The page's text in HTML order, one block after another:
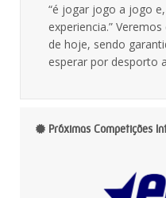
“é jogar jogo a jogo
experiencia.”
de hoje, sendo
esperar por desporto
Próximas Competições